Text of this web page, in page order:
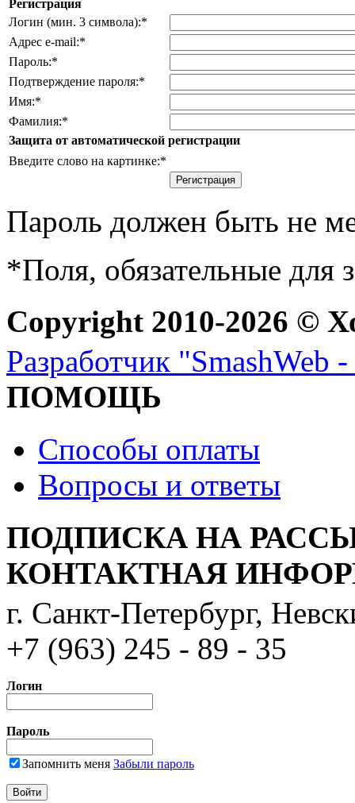
Регистрация
Логин (мин. 3 символа):*
Адрес e-mail:*
Пароль:*
Подтверждение пароля:*
Имя:*
Фамилия:*
Защита от автоматической регистрации
Введите слово на картинке:*
Пароль должен быть не
*Поля, обязательные для
Copyright 2010-2026 ©
Разработчик "SmashWeb
ПОМОЩЬ
Способы оплаты
Вопросы и ответы
ПОДПИСКА НА
КОНТАКТНАЯ
г. Санкт-Петербург,
+7 (963) 245 - 89 - 35
Логин
Пароль
Запомнить меня Забыли пароль